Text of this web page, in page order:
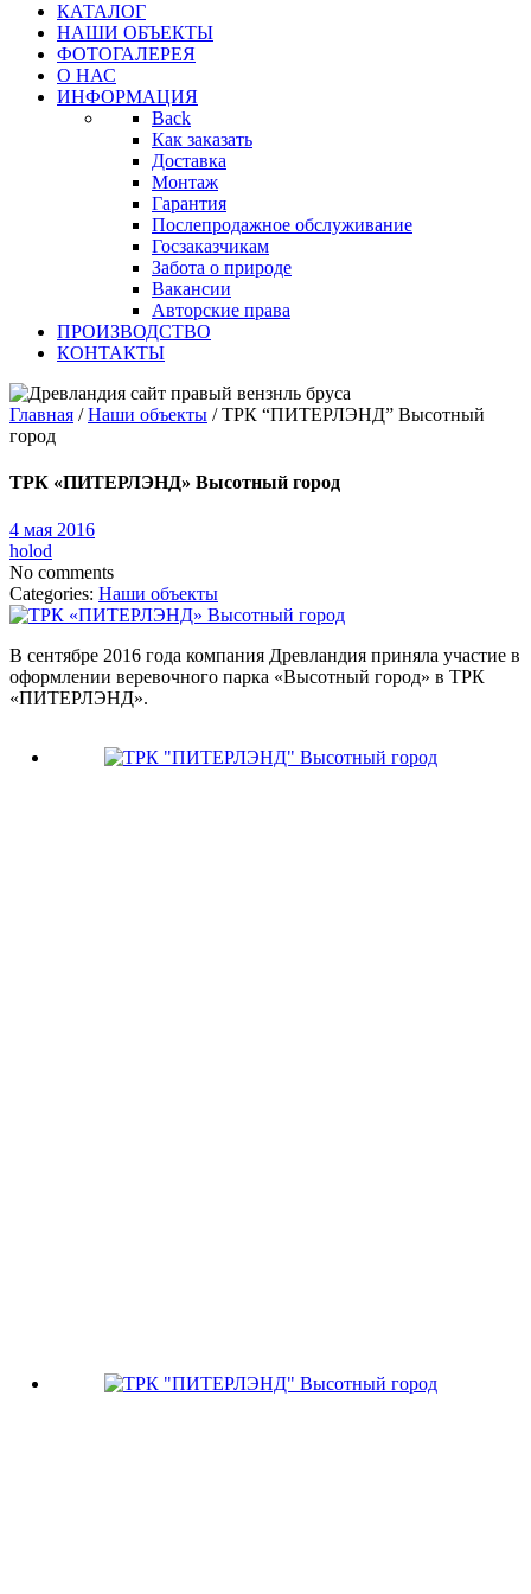
КАТАЛОГ
НАШИ ОБЪЕКТЫ
ФОТОГАЛЕРЕЯ
О НАС
ИНФОРМАЦИЯ
Back
Как заказать
Доставка
Монтаж
Гарантия
Послепродажное обслуживание
Госзаказчикам
Забота о природе
Вакансии
Авторские права
ПРОИЗВОДСТВО
КОНТАКТЫ
Главная /Наши объекты /ТРК “ПИТЕРЛЭНД” Высотный
город
ТРК «ПИТЕРЛЭНД» Высотный город
4 мая 2016
holod
No comments
Categories: Наши объекты
В сентябре 2016 года компания Древландия приняла участие в
оформлении веревочного парка «Высотный город» в ТРК
«ПИТЕРЛЭНД».